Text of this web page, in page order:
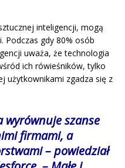
inteligencji, mogą
Podczas gdy 80% osób
uważa, że technologia
ich rówieśników, tylko
użytkownikami zgadza się z
wyrównuje szanse
firmami, a
– powiedział